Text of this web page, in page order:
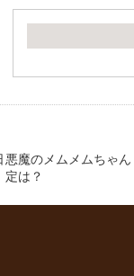
悪魔のメムメムちゃ
定は？